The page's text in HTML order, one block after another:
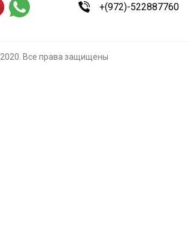
+(972)-522887760
2020. Все права защищены